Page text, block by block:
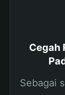
Cegah
Sebagai